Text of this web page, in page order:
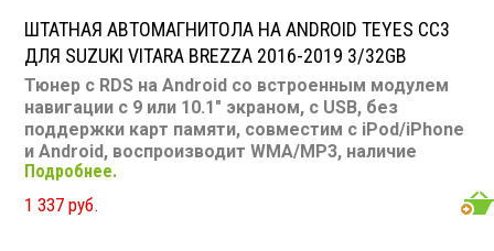
ШТАТНАЯ АВТОМАГНИТОЛА НА ANDROID TEYES CC3
ДЛЯ SUZUKI VITARA BREZZA 2016-2019 3/32GB
Тюнер с RDS на Android со встроенным модулем
навигации с 9 или 10.1" экраном, с USB, без
поддержки карт памяти, совместим с iPod/iPhone
и Android, воспроизводит WMA/MP3, наличие
Bluetooth, подключение камеры заднего вида,
подходит для Suzuki Vitara Brezza 2016-2019
Размер: 9 или 10,1"
Подробнее.
1 337 руб.